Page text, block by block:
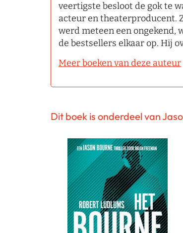
veertigste besloot de gok te
acteur en theaterproducent.
werd meteen een ongekend,
de bestsellers elkaar op. Hij
Meer boeken van deze auteur
Dit boek is onderdeel van